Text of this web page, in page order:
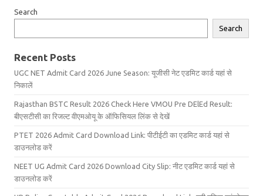
Search
Search
Recent Posts
UGC NET Admit Card 2026 June Season: यूजीसी नेट एडमिट कार्ड यहां से
निकालें
Rajasthan BSTC Result 2026 Check Here VMOU Pre DElEd Result:
बीएसटीसी का रिजल्ट वीएमओयू के ऑफिसियल लिंक से देखें
PTET 2026 Admit Card Download Link: पीटीईटी का एडमिट कार्ड यहां से
डाउनलोड करें
NEET UG Admit Card 2026 Download City Slip: नीट एडमिट कार्ड यहां से
डाउनलोड करें